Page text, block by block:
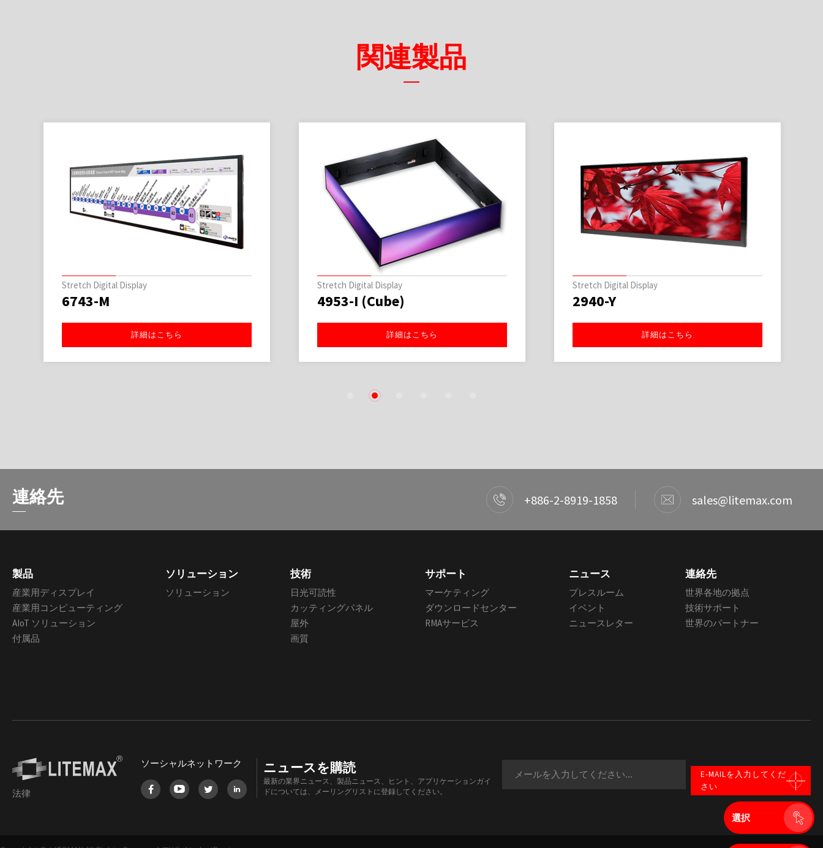
関連製品
Stretch Digital Display
6743-M
詳細はこちら
Stretch Digital Display
4953-I (Cube)
詳細はこちら
Stretch Digital Display
2940-Y
詳細はこちら
2
選択
連絡先 +886-2-8919-1858 sales@litemax.com
製品
産業用ディスプレイ
産業用コンピューティング
AIoT ソリューション
付属品
ソリューション
ソリューション
技術
日光可読性
カッティングパネル
屋外
画質
サポート
マーケティング
ダウンロードセンター
RMAサービス
ニュース
プレスルーム
イベント
ニュースレター
連絡先
世界各地の拠点
技術サポート
世界のパートナー
法律
ソーシャルネットワーク ニュースを購読
最新の業界ニュース、製品ニュース、ヒント、アプリケーションガイ
ドについては、メーリングリストに登録してください。
E-MAILを入力してくだ
さい